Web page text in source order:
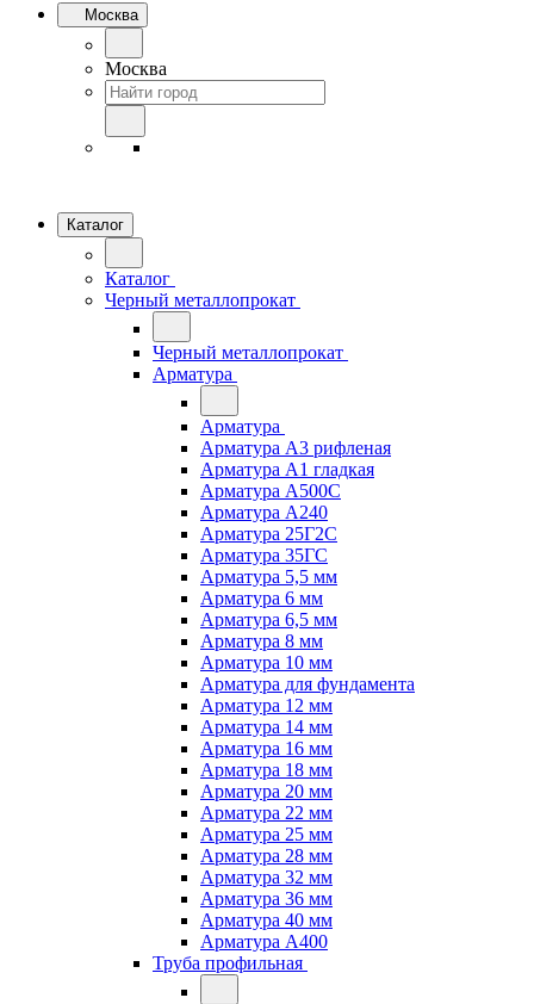
Москва
Москва
Каталог
Каталог
Черный металлопрокат
Черный металлопрокат
Арматура
Арматура
Арматура А3 рифленая
Арматура А1 гладкая
Арматура А500С
Арматура А240
Арматура 25Г2С
Арматура 35ГС
Арматура 5,5 мм
Арматура 6 мм
Арматура 6,5 мм
Арматура 8 мм
Арматура 10 мм
Арматура для фундамента
Арматура 12 мм
Арматура 14 мм
Арматура 16 мм
Арматура 18 мм
Арматура 20 мм
Арматура 22 мм
Арматура 25 мм
Арматура 28 мм
Арматура 32 мм
Арматура 36 мм
Арматура 40 мм
Арматура А400
Труба профильная